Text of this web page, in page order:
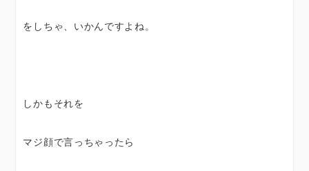
をしちゃ、いかんですよね。
しかもそれを
マジ顔で言っちゃったら